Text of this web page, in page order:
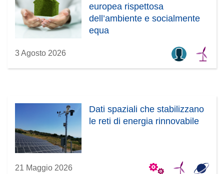
europea rispettosa
dell’ambiente e socialmente
equa
3 Agosto 2026
Dati spaziali che stabilizzano
le reti di energia rinnovabile
21 Maggio 2026